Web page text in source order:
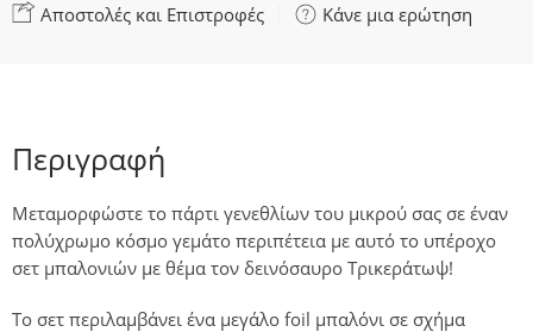
Αποστολές και Επιστροφές Κάνε μια ερώτηση
Περιγραφή
Μεταμορφώστε το πάρτι γενεθλίων του μικρού σας σε έναν
πολύχρωμο κόσμο γεμάτο περιπέτεια με αυτό το υπέροχο
σετ μπαλονιών με θέμα τον δεινόσαυρο Τρικεράτωψ!
Το σετ περιλαμβάνει ένα μεγάλο foil μπαλόνι σε σχήμα